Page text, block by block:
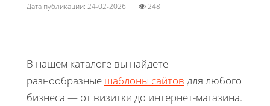
Дата публикации: 24-02-2026 248
В нашем каталоге вы найдете
разнообразные шаблоны сайтов для любого
бизнеса — от визитки до интернет-магазина.